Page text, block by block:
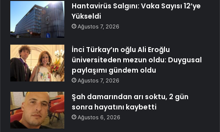
Hantavirüs Salgını: Vaka Sayısı 12’ye
Yükseldi
Ağustos 7, 2026
İnci Türkay’ın oğlu Ali Eroğlu
üniversiteden mezun oldu: Duygusal
paylaşımı gündem oldu
Ağustos 7, 2026
Şah damarından arı soktu, 2 gün
sonra hayatını kaybetti
Ağustos 6, 2026